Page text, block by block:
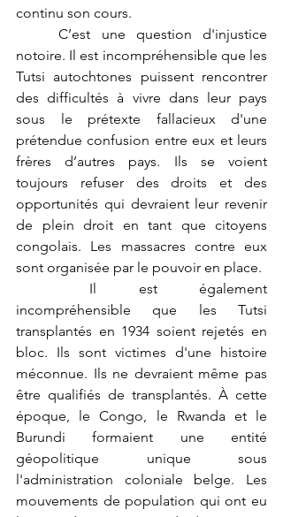
continu son cours.
	C’est une question d'injustice
notoire. Il est incompréhensible que les
Tutsi autochtones puissent rencontrer
des difficultés à vivre dans leur pays
sous le prétexte fallacieux d'une
prétendue confusion entre eux et leurs
frères d’autres pays. Ils se voient
toujours refuser des droits et des
opportunités qui devraient leur revenir
de plein droit en tant que citoyens
congolais. Les massacres contre eux
sont organisée par le pouvoir en place.
incompréhensible que les Tutsi
transplantés en 1934 soient rejetés en
bloc. Ils sont victimes d'une histoire
méconnue. Ils ne devraient même pas
être qualifiés de transplantés. À cette
époque, le Congo, le Rwanda et le
Burundi formaient une entité
géopolitique unique sous
l'administration coloniale belge. Les
mouvements de population qui ont eu